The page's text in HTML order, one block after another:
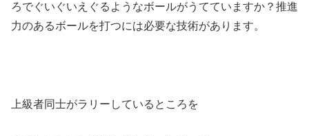
ろでぐいぐいえぐるようなボールがうてていますか？推進
力のあるボールを打つには必要な技術があります。
上級者同士がラリーしているところを